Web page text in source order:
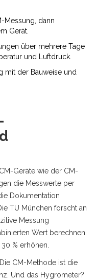
Messung, dann
Gerät.
über mehrere Tage
und Luftdruck.
mit der Bauweise und
Geräte wie der CM-
die Messwerte per
Dokumentation
TU München forscht an
Messung
Wert berechnen.
% erhöhen.
CM-Methode ist die
Und das Hygrometer?